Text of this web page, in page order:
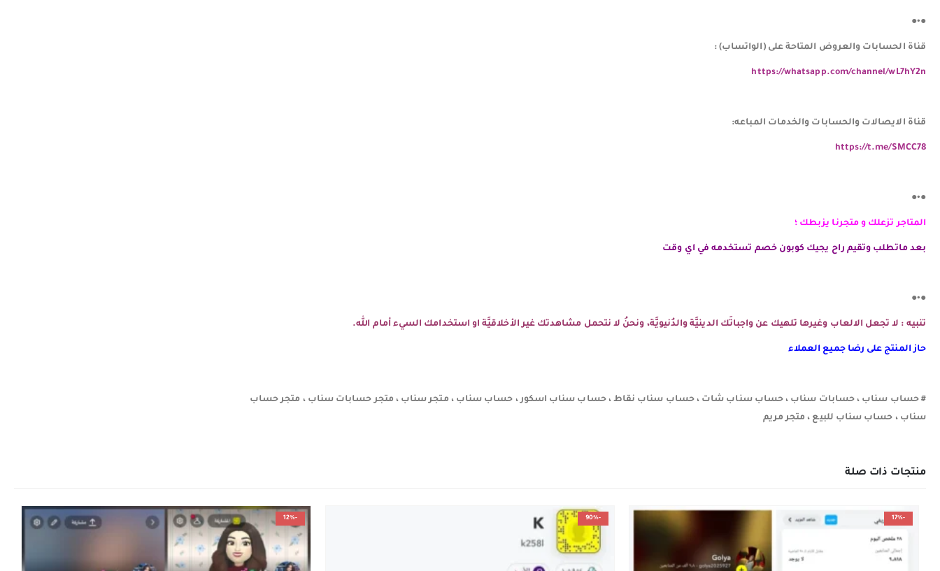
●•●
قناة الحسابات والعروض المتاحة على (الواتساب) :
https://whatsapp.com/channel/wL7hY2n
قناة الايصالات والحسابات والخدمات المباعه:
https://t.me/SMCC78
●•●
المتاجر تزعلك و متجرنا يزبطك ؛
بعد ماتطلب وتقيم راح يجيك كوبون خصم تستخدمه في اي وقت
●•●
تنبيه : لا تجعل الالعاب وغيرها تلهيك عن واجباتَك الدينيَّة والدُنيويَّة، ونحنُ لا نتحمل مشاهدتك غير الأخلاقيَّة او استخدامك السيء أمام الله.
حاز المنتج على رضا جميع العملاء
# حساب سناب ، حسابات سناب ، حساب سناب شات ، حساب سناب نقاط ، حساب سناب اسكور ، حساب سناب ، متجر سناب ، متجر حسابات سناب ، متجر حساب
سناب ، حساب سناب للبيع ، متجر مريم
منتجات ذات صلة
-17%
-90%
-12%